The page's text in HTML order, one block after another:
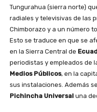
Tungurahua (sierra norte)
radiales y televisivas de las
Chimborazo y a un número
Esto se traduce en que se
en la Sierra Central de
periodistas y empleados de
Medios Públicos, en la
sus instalaciones. Además
Pichincha Universal una